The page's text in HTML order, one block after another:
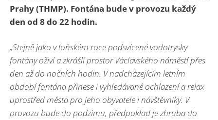
Prahy (THMP). Fontána bude v provozu každý
den od 8 do 22 hodin.
„Stejně jako v loňském roce podsvícené vodotrysky
fontány oživí a zkrášlí prostor Václavského náměstí přes
den až do nočních hodin. V nadcházejícím letním
období fontána přinese i vyhledávané ochlazení a relax
uprostřed města pro jeho obyvatele i návštěvníky. V
provozu bude do podzimu, předpoklad je zhruba do